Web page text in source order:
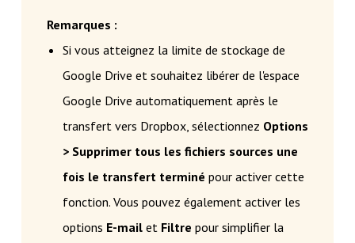
Remarques :
Si vous atteignez la limite de stockage de
Google Drive et souhaitez libérer de l'espace
Google Drive automatiquement après le
transfert vers Dropbox, sélectionnez Options
> Supprimer tous les fichiers sources une
fois le transfert terminé pour activer cette
fonction. Vous pouvez également activer les
options E-mailet Filtre pour simplifier la